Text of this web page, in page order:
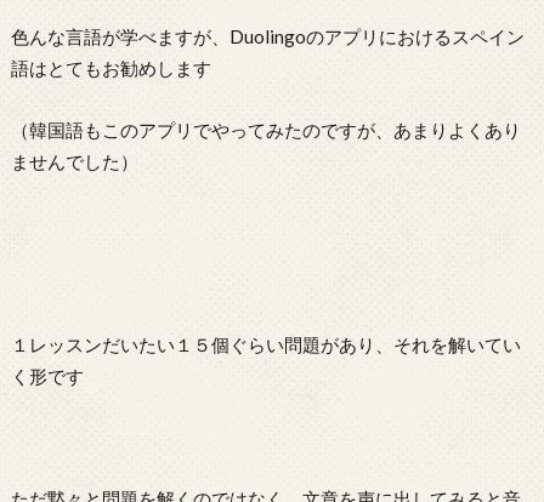
色んな言語が学べますが、Duolingoのアプリにおけるスペイン
語はとてもお勧めします
（韓国語もこのアプリでやってみたのですが、あまりよくあり
ませんでした）
１レッスンだいたい１５個ぐらい問題があり、それを解いてい
く形です